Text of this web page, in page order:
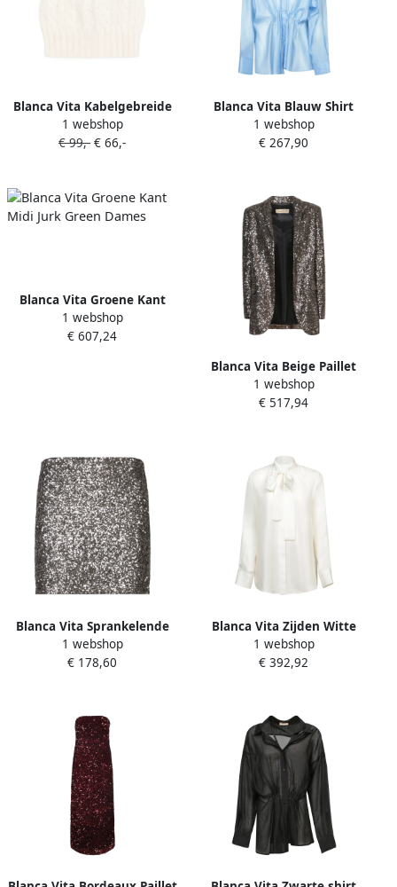
Blanca Vita Kabelgebreide
muts Wit
1 webshop
€ 99,- € 66,-
Blanca Vita Blauw Shirt
Dameskleding Blue Dames
1 webshop
€ 267,90
Blanca Vita Groene Kant
Midi Jurk Green Dames
1 webshop
€ 607,24
Blanca Vita Beige Paillet
Sjaal Jas Beige Dames
1 webshop
€ 517,94
Blanca Vita Sprankelende
Beige Pailletten Rok Beige
Dames
1 webshop
€ 178,60
Blanca Vita Zijden Witte
Blouse Chique Halsstrik
White Dames
1 webshop
€ 392,92